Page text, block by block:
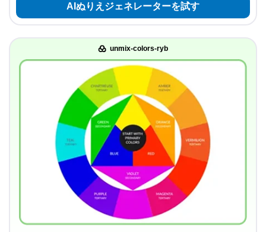
AIぬりえジェネレーターを試す
unmix-colors-ryb